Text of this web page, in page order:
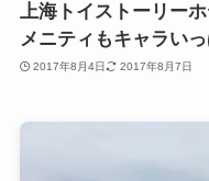
上海トイストーリー
メニティもキャラい
2017年8月4日 2017年8月7日